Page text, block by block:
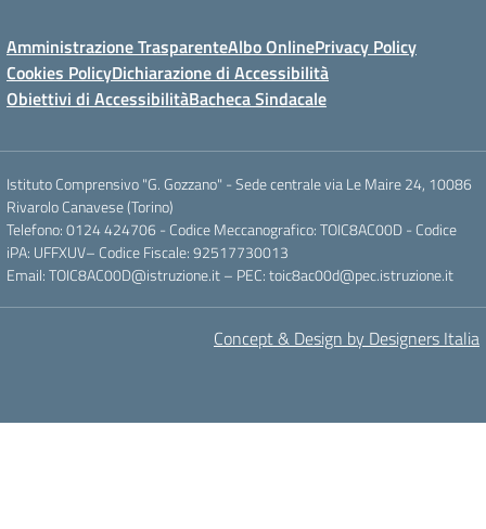
Amministrazione TrasparenteAlbo OnlinePrivacy Policy
Cookies PolicyDichiarazione di Accessibilità
Obiettivi di AccessibilitàBacheca Sindacale
Istituto Comprensivo "G. Gozzano" - Sede centrale via Le Maire 24, 10086
Rivarolo Canavese (Torino)
Telefono: 0124 424706 - Codice Meccanografico: TOIC8AC00D - Codice
iPA: UFFXUV– Codice Fiscale: 92517730013
Email: TOIC8AC00D@istruzione.it – PEC: toic8ac00d@pec.istruzione.it
Concept & Design by Designers Italia